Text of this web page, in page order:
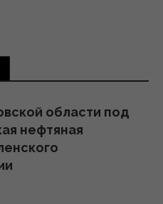
области под
нефтяная